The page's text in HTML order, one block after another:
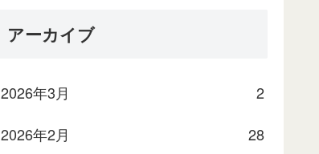
アーカイブ
2026年3月
2
2026年2月
28